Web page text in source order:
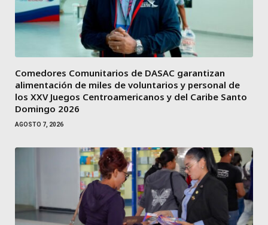
Comedores Comunitarios de DASAC garantizan
alimentación de miles de voluntarios y personal de
los XXV Juegos Centroamericanos y del Caribe Santo
Domingo 2026
AGOSTO 7, 2026